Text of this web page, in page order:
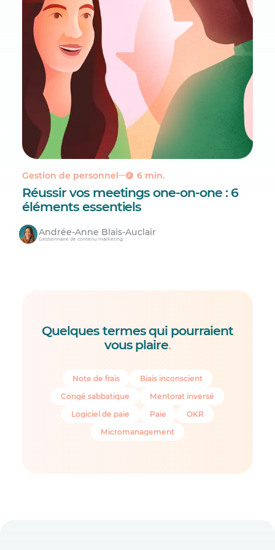
Gestion de personnel 6 min.
Réussir vos meetings one-on-one : 6
éléments essentiels
Andrée-Anne Blais-Auclair
Gestionnaire de contenu marketing
Quelques termes qui pourraient
vous plaire.
Note de frais
Biais inconscient
Congé sabbatique
Mentorat inversé
Logiciel de paie
Paie
OKR
Micromanagement